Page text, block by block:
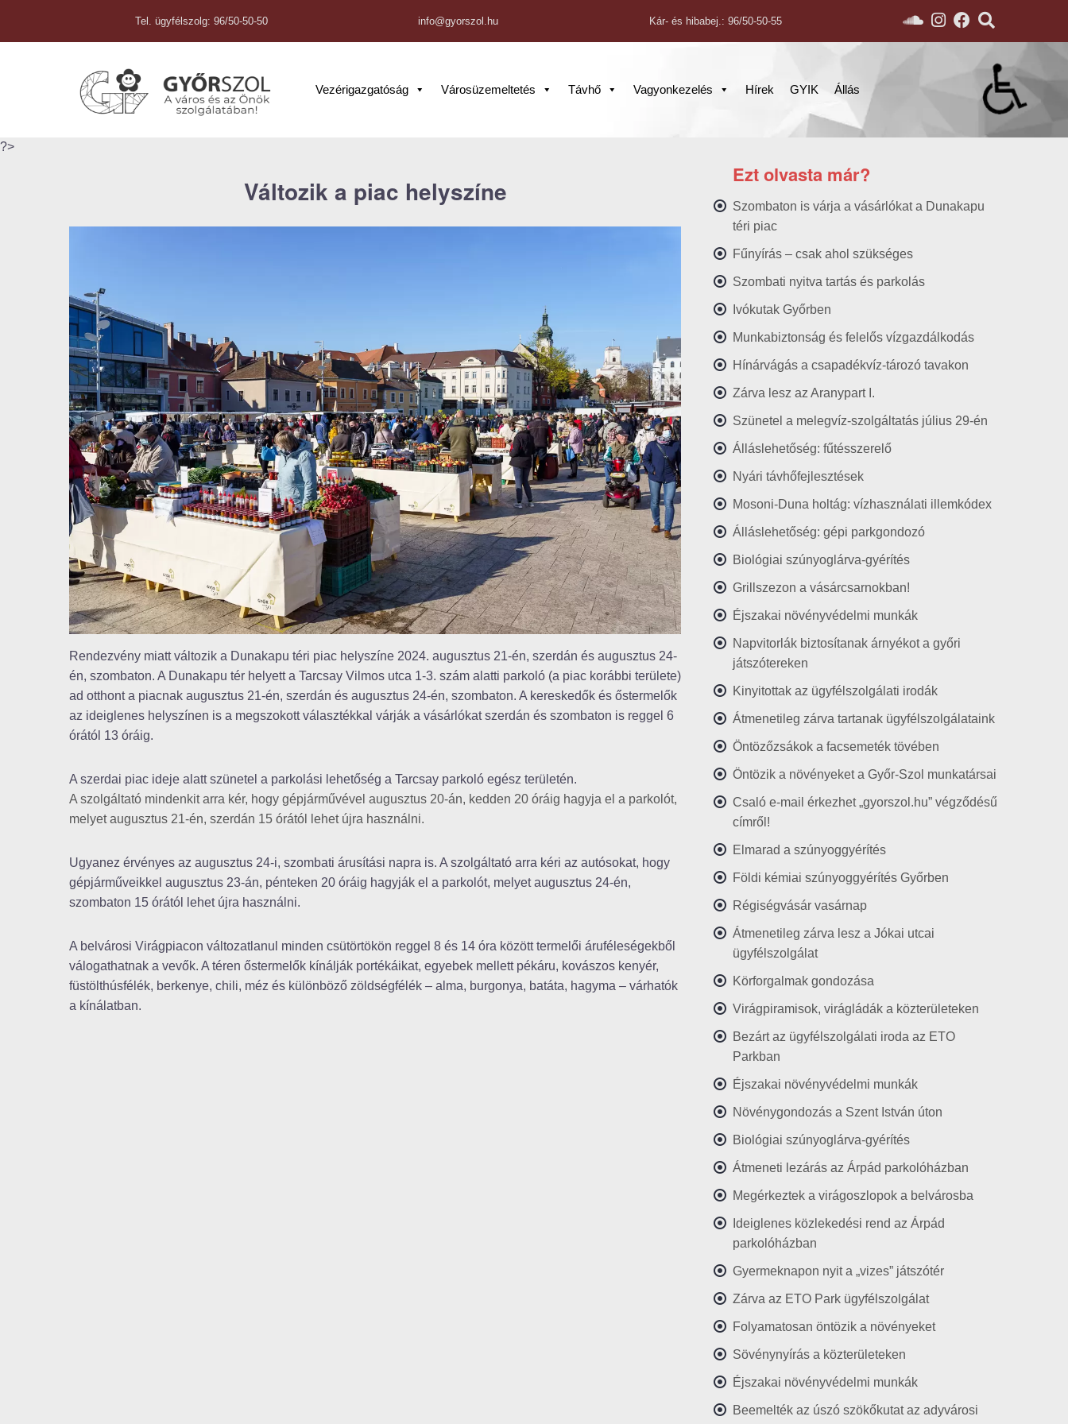
Tel. ügyfélszolg: 96/50-50-50 info@gyorszol.hu Kár- és hibabej.: 96/50-50-55
Vezérigazgatóság Városüzemeltetés Távhő Vagyonkezelés Hírek GYIK Állás
?>
Változik a piac helyszíne
Rendezvény miatt változik a Dunakapu téri piac helyszíne 2024. augusztus 21-én, szerdán és augusztus 24-
én, szombaton. A Dunakapu tér helyett a Tarcsay Vilmos utca 1-3. szám alatti parkoló (a piac korábbi területe)
ad otthont a piacnak augusztus 21-én, szerdán és augusztus 24-én, szombaton. A kereskedők és őstermelők
az ideiglenes helyszínen is a megszokott választékkal várják a vásárlókat szerdán és szombaton is reggel 6
órától 13 óráig.
A szerdai piac ideje alatt szünetel a parkolási lehetőség a Tarcsay parkoló egész területén.
A szolgáltató mindenkit arra kér, hogy gépjárművével augusztus 20-án, kedden 20 óráig hagyja el a parkolót,
melyet augusztus 21-én, szerdán 15 órától lehet újra használni.
Ugyanez érvényes az augusztus 24-i, szombati árusítási napra is. A szolgáltató arra kéri az autósokat, hogy
gépjárműveikkel augusztus 23-án, pénteken 20 óráig hagyják el a parkolót, melyet augusztus 24-én,
szombaton 15 órától lehet újra használni.
A belvárosi Virágpiacon változatlanul minden csütörtökön reggel 8 és 14 óra között termelői áruféleségekből
válogathatnak a vevők. A téren őstermelők kínálják portékáikat, egyebek mellett pékáru, kovászos kenyér,
füstölthúsfélék, berkenye, chili, méz és különböző zöldségfélék – alma, burgonya, batáta, hagyma – várhatók
a kínálatban.
Ezt olvasta már?
Szombaton is várja a vásárlókat a Dunakapu
téri piac
Fűnyírás – csak ahol szükséges
Szombati nyitva tartás és parkolás
Ivókutak Győrben
Munkabiztonság és felelős vízgazdálkodás
Hínárvágás a csapadékvíz-tározó tavakon
Zárva lesz az Aranypart I.
Szünetel a melegvíz-szolgáltatás július 29-én
Álláslehetőség: fűtésszerelő
Nyári távhőfejlesztések
Mosoni-Duna holtág: vízhasználati illemkódex
Álláslehetőség: gépi parkgondozó
Biológiai szúnyoglárva-gyérítés
Grillszezon a vásárcsarnokban!
Éjszakai növényvédelmi munkák
Napvitorlák biztosítanak árnyékot a győri
játszótereken
Kinyitottak az ügyfélszolgálati irodák
Átmenetileg zárva tartanak ügyfélszolgálataink
Öntözőzsákok a facsemeték tövében
Öntözik a növényeket a Győr-Szol munkatársai
Csaló e-mail érkezhet „gyorszol.hu” végződésű
címről!
Elmarad a szúnyoggyérítés
Földi kémiai szúnyoggyérítés Győrben
Régiségvásár vasárnap
Átmenetileg zárva lesz a Jókai utcai
ügyfélszolgálat
Körforgalmak gondozása
Virágpiramisok, virágládák a közterületeken
Bezárt az ügyfélszolgálati iroda az ETO
Parkban
Éjszakai növényvédelmi munkák
Növénygondozás a Szent István úton
Biológiai szúnyoglárva-gyérítés
Átmeneti lezárás az Árpád parkolóházban
Megérkeztek a virágoszlopok a belvárosba
Ideiglenes közlekedési rend az Árpád
parkolóházban
Gyermeknapon nyit a „vizes” játszótér
Zárva az ETO Park ügyfélszolgálat
Folyamatosan öntözik a növényeket
Sövénynyírás a közterületeken
Éjszakai növényvédelmi munkák
Beemelték az úszó szökőkutat az adyvárosi